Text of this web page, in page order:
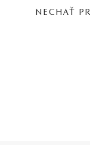
NECHAŤ